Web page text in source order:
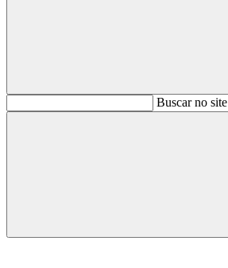
BuscarBuscar no site
Buscar